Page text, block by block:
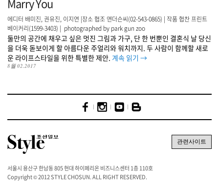
Marry You
에디터 배미진, 권유진, 이지연 |장소 협조 앤더슨씨(02-543-0865) | 작품 협찬 프린트
베이커리(1599-3403) | photographed by park gun zoo
둘만의 공간에 채우고 싶은 멋진 그림과 가구, 단 한 번뿐인 결혼식 날 당신
을 더욱 돋보이게 할 아름다운 주얼리와 워치까지. 두 사람이 함께할 새로
운 라이프스타일을 위한 특별한 제안. 계속 읽기 →
8월 02.2017
서울시 용산구 한남동 805 현대 하이페리온 비즈니스센터 1층 110호
Copyright © 2012 STYLE CHOSUN. ALL RIGHT RESERVED.